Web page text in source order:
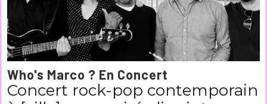
Who's Marco ? En Concert
Concert rock-pop contemporain